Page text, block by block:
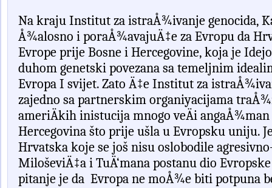
Na kraju Institut za istraÅ¾ivanje genocida,
Å¾alosno i poraÅ¾avajuÄ‡e za Evropu da
Evrope prije Bosne i Hercegovine, koja je
duhom genetski povezana sa temeljnim
Evropa I svijet. Zato Ä‡e Institut za
zajedno sa partnerskim organiyacijama
ameriÄkih inistucija mnogo veÄi
Hercegovina što prije ušla u Evropsku uniju.
Hrvatska koje se još nisu oslobodile
MiloševiÄ‡a i TuÄ‘mana postanu dio
pitanje je da Evropa ne moÅ¾e biti potpuna